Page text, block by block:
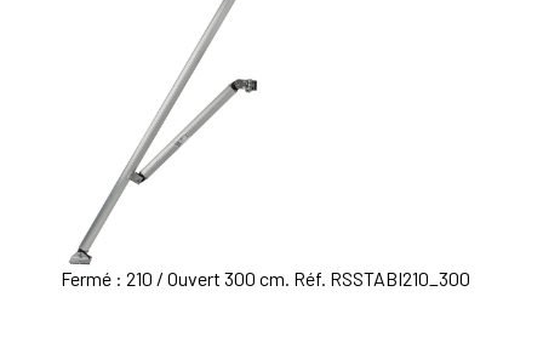
Fermé : 210 / Ouvert 300 cm. Réf. RSSTABI210_300